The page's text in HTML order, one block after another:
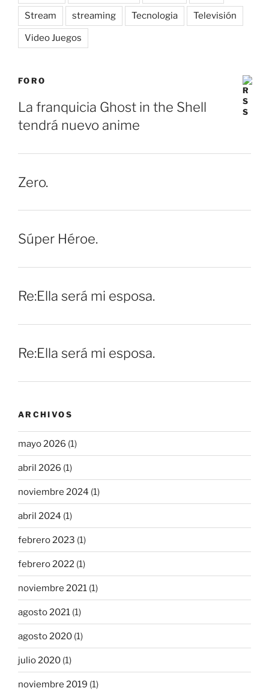
Stream streaming Tecnologia Televisión
Video Juegos
FORO
La franquicia Ghost in the Shell
tendrá nuevo anime
Zero.
Súper Héroe.
Re:Ella será mi esposa.
Re:Ella será mi esposa.
ARCHIVOS
mayo 2026 (1)
abril 2026 (1)
noviembre 2024 (1)
abril 2024 (1)
febrero 2023 (1)
febrero 2022 (1)
noviembre 2021 (1)
agosto 2021 (1)
agosto 2020 (1)
julio 2020 (1)
noviembre 2019 (1)